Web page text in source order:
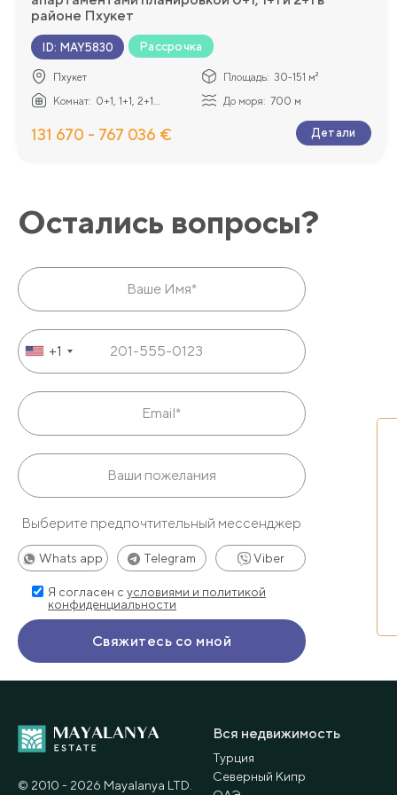
районе Пхукет
ID: MAY5830 Рассрочка
Пхукет Площадь: 30-151 м²
Комнат: 0+1, 1+1, 2+1... До моря: 700 м
131 670 - 767 036 € Детали
Остались вопросы?
+1
Выберите предпочтительный мессенджер
Whats app Telegram Viber
Я согласен с условиями и политикой
конфиденциальности
Вся недвижимость
Турция
Северный Кипр
© 2010 - 2026 Мayalanya LTD.